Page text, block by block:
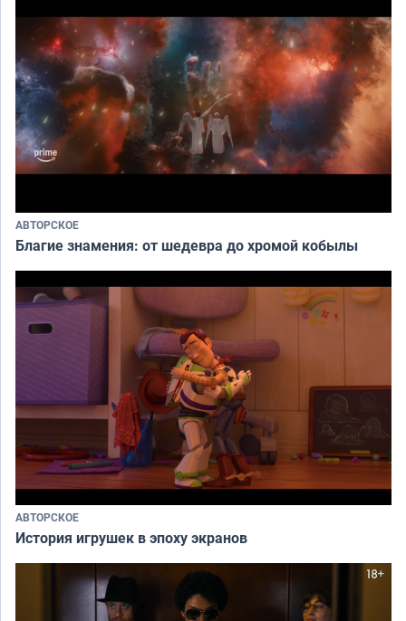
АВТОРСКОЕ
Благие знамения: от шедевра до хромой кобылы
АВТОРСКОЕ
История игрушек в эпоху экранов